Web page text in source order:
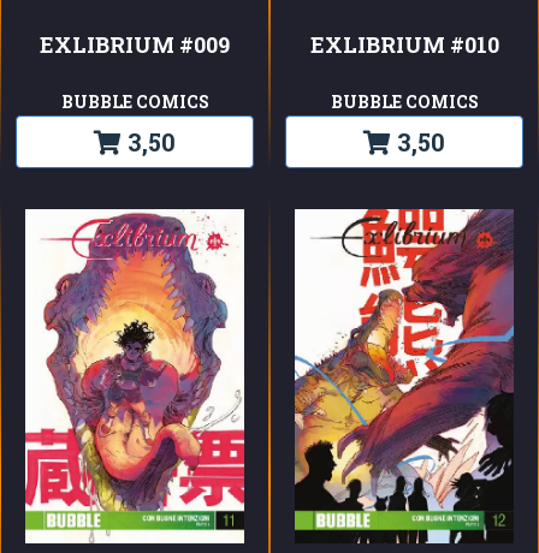
EXLIBRIUM #009
BUBBLE COMICS
3,50
EXLIBRIUM #010
BUBBLE COMICS
3,50